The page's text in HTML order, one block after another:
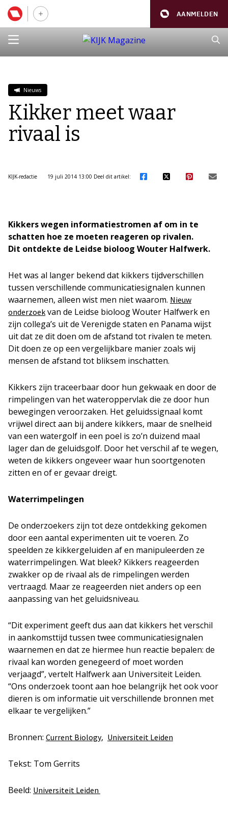
AANMELDEN
Nieuws
Kikker meet waar
rivaal is
KIJK-redactie 19 juli 2014 13:00 Deel dit artikel:
Kikkers wegen informatiestromen af om in te
schatten hoe ze moeten reageren op rivalen.
Dit ontdekte de Leidse bioloog Wouter Halfwerk.
Het was al langer bekend dat kikkers tijdverschillen
tussen verschillende communicatiesignalen kunnen
waarnemen, alleen wist men niet waarom. Nieuw
onderzoek van de Leidse bioloog Wouter Halfwerk en
zijn collega’s uit de Verenigde staten en Panama wijst
uit dat ze dit doen om de afstand tot rivalen te meten.
Dit doen ze op een vergelijkbare manier zoals wij
mensen de afstand tot bliksem inschatten.
Kikkers zijn traceerbaar door hun gekwaak en door de
rimpelingen van het wateroppervlak die ze door hun
bewegingen veroorzaken. Het geluidssignaal komt
vrijwel direct aan bij andere kikkers, maar de snelheid
van een watergolf in een poel is zo’n duizend maal
lager dan de geluidsgolf. Door het verschil af te wegen,
weten de kikkers ongeveer waar hun soortgenoten
zitten en of er gevaar dreigt.
Waterrimpelingen
De onderzoekers zijn tot deze ontdekking gekomen
door een aantal experimenten uit te voeren. Zo
speelden ze kikkergeluiden af en manipuleerden ze
waterrimpelingen. Wat bleek? Kikkers reageerden
zwakker op de rivaal als de rimpelingen werden
vertraagd. Maar ze reageerden niet anders op een
aanpassing van het geluidsniveau.
“Dit experiment geeft dus aan dat kikkers het verschil
in aankomsttijd tussen twee communicatiesignalen
waarnemen en dat ze hiermee hun reactie bepalen: de
rivaal kan worden genegeerd of moet worden
verjaagd”, vertelt Halfwerk aan Universiteit Leiden.
“Ons onderzoek toont aan hoe belangrijk het ook voor
dieren is om informatie uit verschillende bronnen met
elkaar te vergelijken.”
Bronnen: Current Biology, Universiteit Leiden
Tekst: Tom Gerrits
Beeld: Universiteit Leiden